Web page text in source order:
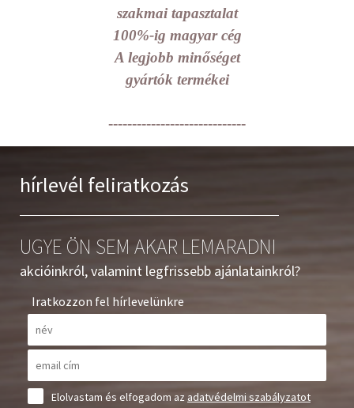
szakmai tapasztalat
100%-ig magyar cég
A legjobb minőséget
gyártók termékei
-----------------------------
hírlevél feliratkozás
UGYE ÖN SEM AKAR LEMARADNI
akcióinkról, valamint legfrissebb ajánlatainkról?
Iratkozzon fel hírlevelünkre
Elolvastam és elfogadom azadatvédelmi szabályzatot